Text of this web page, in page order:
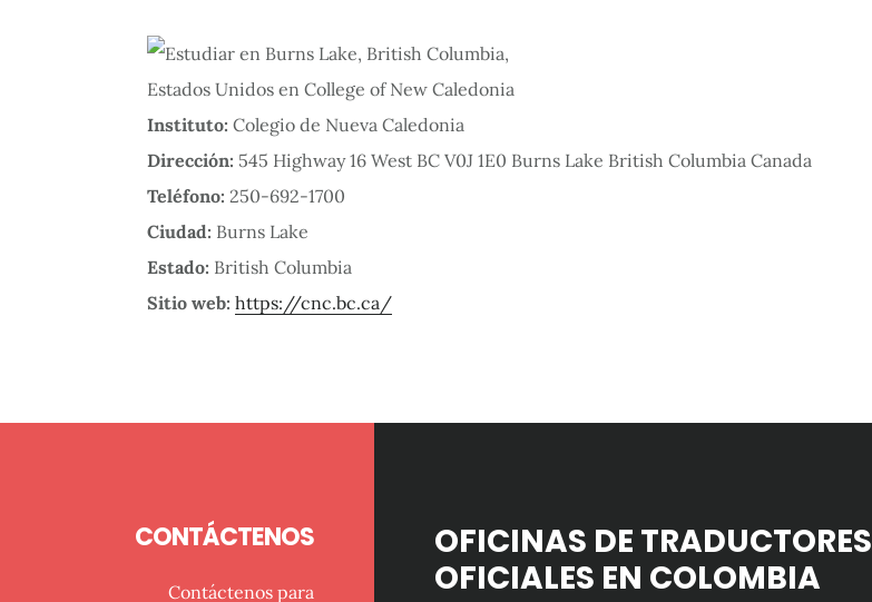
Instituto: Colegio de Nueva Caledonia
Dirección: 545 Highway 16 West BC V0J 1E0 Burns Lake British Columbia Canada
Teléfono: 250-692-1700
Ciudad: Burns Lake
Estado: British Columbia
Sitio web: https://cnc.bc.ca/
CONTÁCTENOS
Contáctenos para
OFICINAS DE TRADUCTORES
OFICIALES EN COLOMBIA